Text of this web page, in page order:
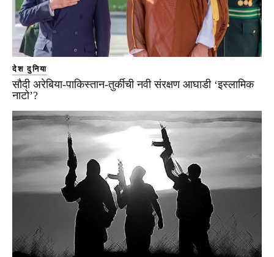
देश दुनिया
सौदी अरेबिया-पाकिस्तान-तुर्कीची नवी संरक्षण आघाडी ‘इस्लामिक
नाटो’?